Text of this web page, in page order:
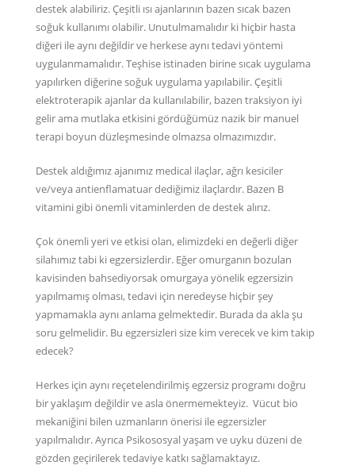
destek alabiliriz. Çeşitli ısı ajanlarının bazen sıcak bazen
soğuk kullanımı olabilir. Unutulmamalıdır ki hiçbir hasta
diğeri ile aynı değildir ve herkese aynı tedavi yöntemi
uygulanmamalıdır. Teşhise istinaden birine sıcak uygulama
yapılırken diğerine soğuk uygulama yapılabilir. Çeşitli
elektroterapik ajanlar da kullanılabilir, bazen traksiyon iyi
gelir ama mutlaka etkisini gördüğümüz nazik bir manuel
terapi boyun düzleşmesinde olmazsa olmazımızdır.
Destek aldığımız ajanımız medical ilaçlar, ağrı kesiciler
ve/veya antienflamatuar dediğimiz ilaçlardır. Bazen B
vitamini gibi önemli vitaminlerden de destek alırız.
Çok önemli yeri ve etkisi olan, elimizdeki en değerli diğer
silahımız tabi ki egzersizlerdir. Eğer omurganın bozulan
kavisinden bahsediyorsak omurgaya yönelik egzersizin
yapılmamış olması, tedavi için neredeyse hiçbir şey
yapmamakla aynı anlama gelmektedir. Burada da akla şu
soru gelmelidir. Bu egzersizleri size kim verecek ve kim takip
edecek?
Herkes için aynı reçetelendirilmiş egzersiz programı doğru
bir yaklaşım değildir ve asla önermemekteyiz. Vücut bio
mekaniğini bilen uzmanların önerisi ile egzersizler
yapılmalıdır. Ayrıca Psikososyal yaşam ve uyku düzeni de
gözden geçirilerek tedaviye katkı sağlamaktayız.